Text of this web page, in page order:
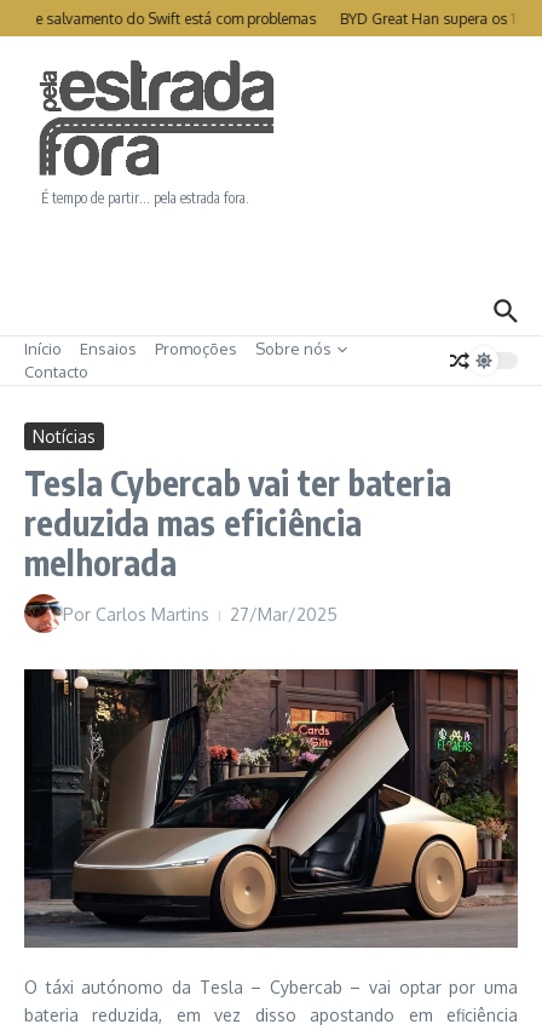
Ir para o conteúdo
de salvamento do Swift está com problemas BYD Great Han supera os
É tempo de partir… pela estrada fora.
Início Ensaios Promoções
Sobre nós
Contacto
Notícias
Tesla Cybercab vai ter bateria
reduzida mas eficiência
melhorada
Por Carlos Martins 27/Mar/2025
O táxi autónomo da Tesla – Cybercab – vai optar por uma
bateria reduzida, em vez disso apostando em eficiência